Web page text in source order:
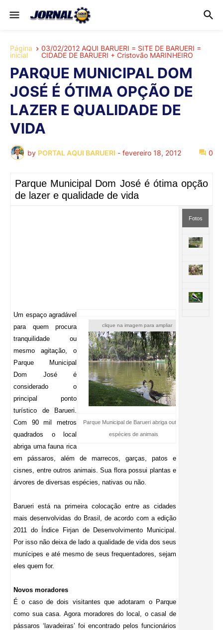
Página
inicial
03/02/2012 AQUI BARUERI = SITE DE BARUERI =
CIDADE DE BARUERI + Cristovão MARINHEIRO
PARQUE MUNICIPAL DOM
JOSÉ É ÓTIMA OPÇÃO DE
LAZER E QUALIDADE DE
VIDA
by PORTAL AQUI BARUERI - fevereiro 18, 2012 0
Parque Municipal Dom José é ótima opção
de lazer e qualidade de vida
clique na imagem para ampliar
Parque Municipal de Barueri abriga outras
espécies de animais
Um espaço agradável
para quem procura
tranquilidade ou
mesmo agitação, o
Parque Municipal
Dom José é
considerado o
principal ponto
turístico de Barueri.
Com 90 mil metros
quadrados o local
abriga uma fauna rica
em pássaros, além de marrecos, garças, patos e
cisnes, entre outros animais. Sua flora possui plantas e
árvores de diversas espécies, nativas ou não.
Barueri está na primeira colocação entre as cidades
mais desenvolvidas do Brasil, de acordo com a edição
2011 do Índice Firjan de Desenvolvimento Municipal.
Por isso não deixa de lado a qualidade de vida dos seus
munícipes e até mesmo de seus frequentadores, sejam
eles quem for.
Novos moradores
É o caso de dois visitantes que adotaram o Parque
como sua casa. Agora moradores do local, o casal de
pássaros ‘lavadeiras’ foi encontrado pelos funcionários
Fotos